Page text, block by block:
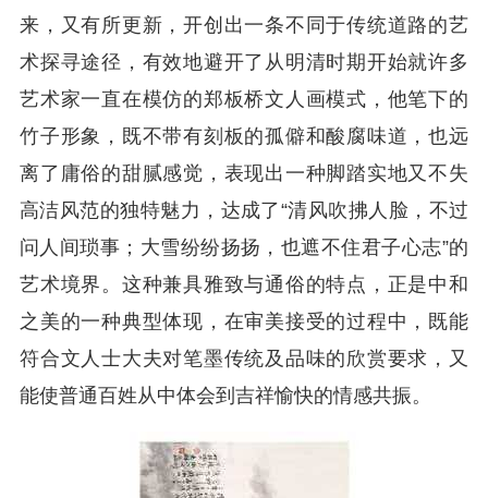
来，又有所更新，开创出一条不同于传统道路的艺
术探寻途径，有效地避开了从明清时期开始就许多
艺术家一直在模仿的郑板桥文人画模式，他笔下的
竹子形象，既不带有刻板的孤僻和酸腐味道，也远
离了庸俗的甜腻感觉，表现出一种脚踏实地又不失
高洁风范的独特魅力，达成了“清风吹拂人脸，不过
问人间琐事；大雪纷纷扬扬，也遮不住君子心志”的
艺术境界。这种兼具雅致与通俗的特点，正是中和
之美的一种典型体现，在审美接受的过程中，既能
符合文人士大夫对笔墨传统及品味的欣赏要求，又
能使普通百姓从中体会到吉祥愉快的情感共振。